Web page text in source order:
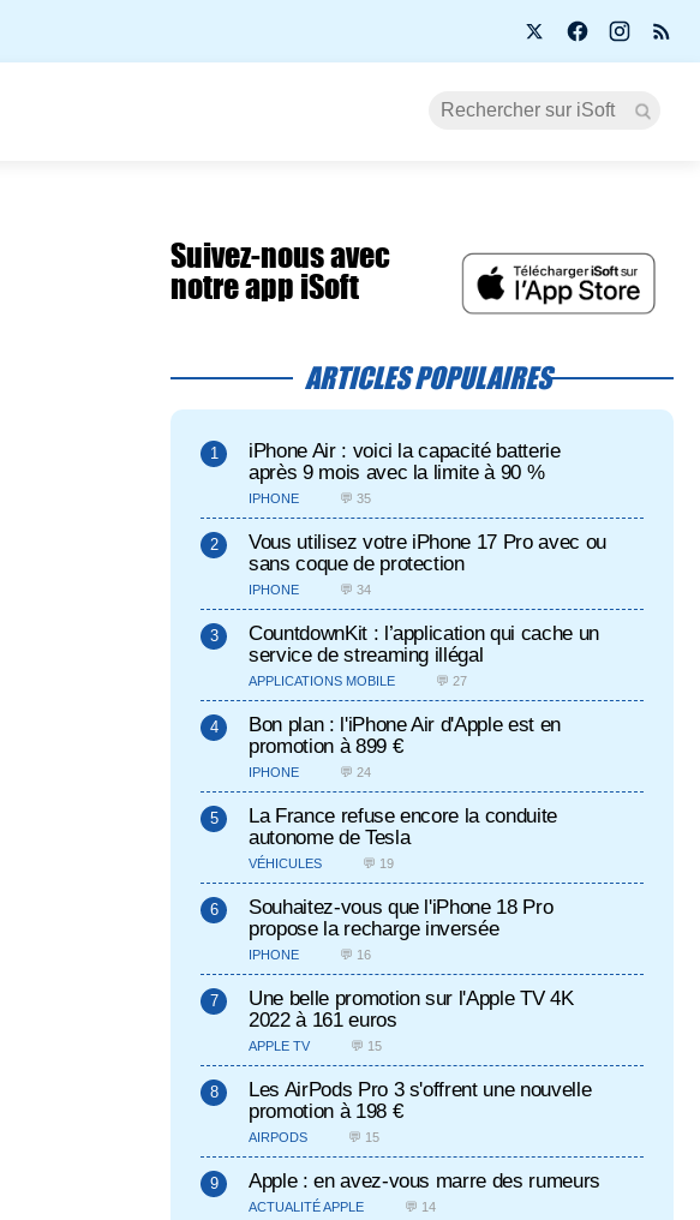
Suivez-nous avec
notre app iSoft
ARTICLES POPULAIRES
iPhone Air : voici la capacité batterie
après 9 mois avec la limite à 90 %
IPHONE 💬 35
Vous utilisez votre iPhone 17 Pro avec ou
sans coque de protection
IPHONE 💬 34
CountdownKit : l’application qui cache un
service de streaming illégal
APPLICATIONS MOBILE 💬 27
Bon plan : l'iPhone Air d'Apple est en
promotion à 899 €
IPHONE 💬 24
La France refuse encore la conduite
autonome de Tesla
VÉHICULES 💬 19
Souhaitez-vous que l'iPhone 18 Pro
propose la recharge inversée
IPHONE 💬 16
Une belle promotion sur l'Apple TV 4K
2022 à 161 euros
APPLE TV 💬 15
Les AirPods Pro 3 s'offrent une nouvelle
promotion à 198 €
AIRPODS 💬 15
Apple : en avez-vous marre des rumeurs
ACTUALITÉ APPLE 💬 14